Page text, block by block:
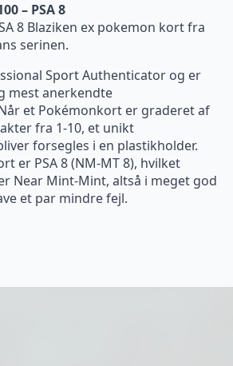
– PSA 8
8 Blaziken ex pokemon kort fra
serinen.
Sport Authenticator og er
mest anerkendte
et Pokémonkort er graderet af
fra 1-10, et unikt
forsegles i en plastikholder.
er PSA 8 (NM-MT 8), hvilket
Near Mint-Mint, altså i meget god
et par mindre fejl.